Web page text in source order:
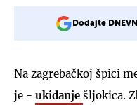
Dodajte
Na zagrebačkoj špici
je - ukidanje šljokica.